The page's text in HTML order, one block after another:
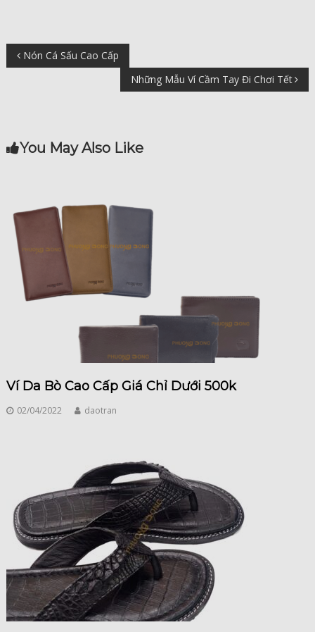
Điều
viết
Nón Cá Sấu Cao Cấp
Những Mẫu Ví Cầm Tay Đi Chơi Tết
You May Also Like
Ví Da Bò Cao Cấp Giá Chỉ Dưới 500k
02/04/2022 daotran